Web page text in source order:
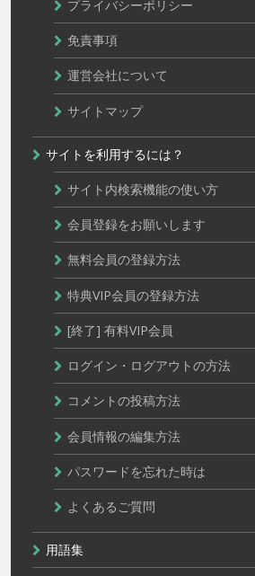
プライバシーポリシー
免責事項
運営会社について
サイトマップ
サイトを利用するには？
サイト内検索機能の使い方
会員登録をお願いします
無料会員の登録方法
特典VIP会員の登録方法
[終了] 有料VIP会員
ログイン・ログアウトの方法
コメントの投稿方法
会員情報の編集方法
パスワードを忘れた時は
よくあるご質問
用語集